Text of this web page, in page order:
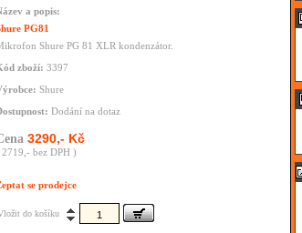
a popis:
PG81
Shure PG 81 XLR kondenzátor.
zboží: 3397
Shure
Dodání na dotaz
3290,- Kč
bez DPH )
se prodejce
do košíku